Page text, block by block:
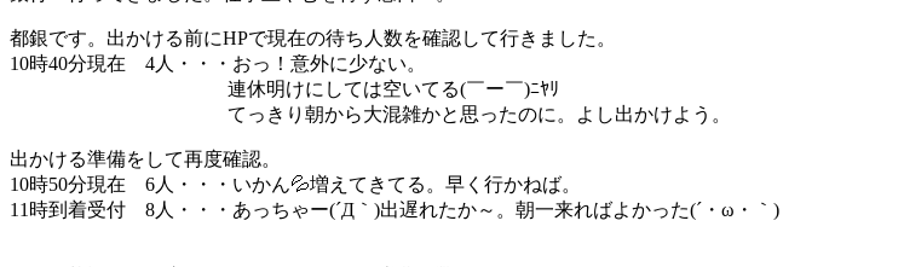
都銀です。出かける前にHPで現在の待ち人数を確認して行きました。
10時40分現在 4人・・・おっ！意外に少ない。
連休明けにしては空いてる(￣ー￣)ﾆﾔﾘ
てっきり朝から大混雑かと思ったのに。よし出かけよう。
出かける準備をして再度確認。
10時50分現在 6人・・・いかん💦増えてきてる。早く行かねば。
11時到着受付 8人・・・あっちゃー(´Д｀)出遅れたか～。朝一来ればよかった(´・ω・｀)